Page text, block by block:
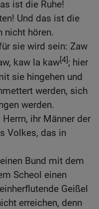
ist die Ruhe!
Und das ist die
nicht hören.
sie wird sein: Zaw
kaw la kaw[4]; hier
sie hingehen und
werden, sich
werden.
ihr Männer der
Volkes, das in
Bund mit dem
Scheol einen
Geißel
erreichen, denn